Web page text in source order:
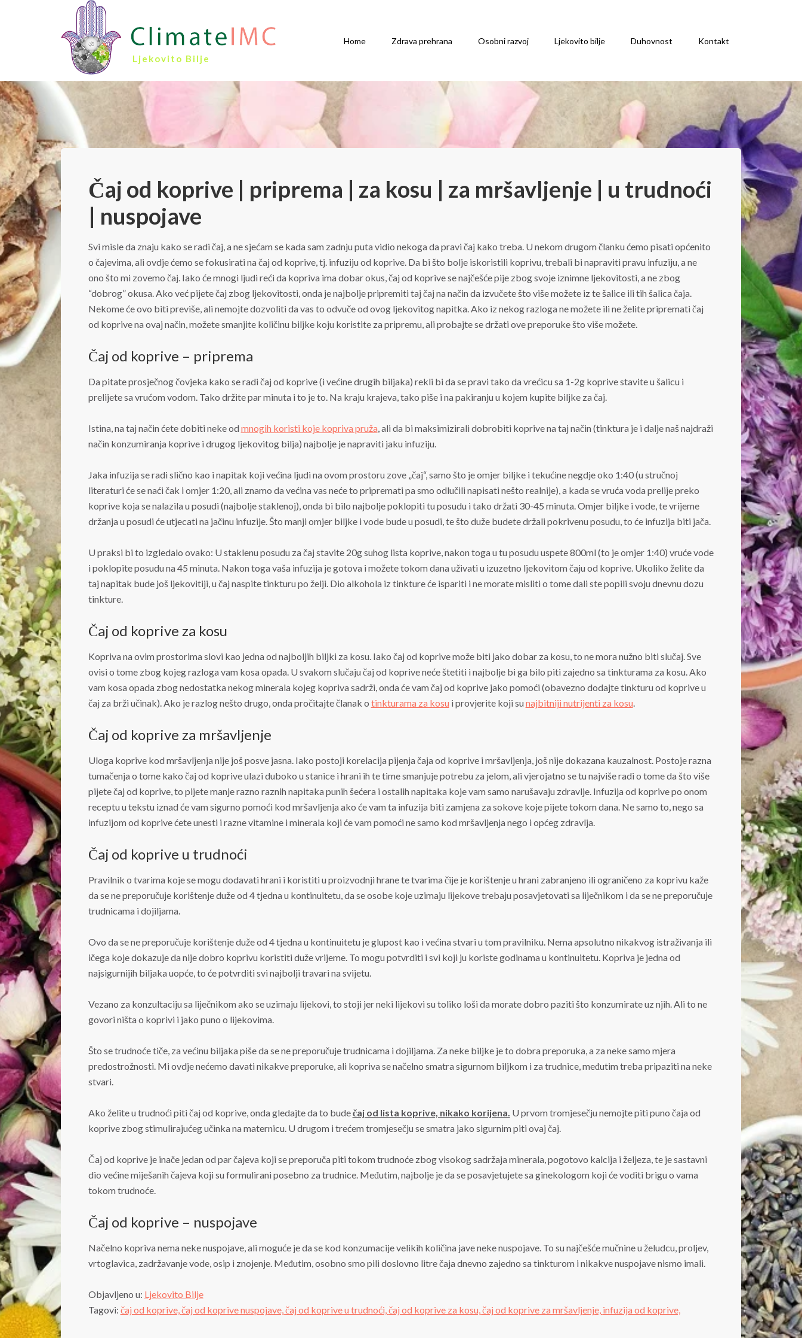
Ljekovito Bilje
Home Zdrava prehrana Osobni razvoj Ljekovito bilje Duhovnost Kontakt
Čaj od koprive | priprema | za kosu | za mršavljenje | u trudnoći
| nuspojave
Svi misle da znaju kako se radi čaj, a ne sjećam se kada sam zadnju puta vidio nekoga da pravi čaj kako treba. U nekom drugom članku ćemo pisati općenito
o čajevima, ali ovdje ćemo se fokusirati na čaj od koprive, tj. infuziju od koprive. Da bi što bolje iskoristili koprivu, trebali bi napraviti pravu infuziju, a ne
ono što mi zovemo čaj. Iako će mnogi ljudi reći da kopriva ima dobar okus, čaj od koprive se najčešće pije zbog svoje iznimne ljekovitosti, a ne zbog
“dobrog” okusa. Ako već pijete čaj zbog ljekovitosti, onda je najbolje pripremiti taj čaj na način da izvučete što više možete iz te šalice ili tih šalica čaja.
Nekome će ovo biti previše, ali nemojte dozvoliti da vas to odvuče od ovog ljekovitog napitka. Ako iz nekog razloga ne možete ili ne želite pripremati čaj
od koprive na ovaj način, možete smanjite količinu biljke koju koristite za pripremu, ali probajte se držati ove preporuke što više možete.
Čaj od koprive – priprema
Da pitate prosječnog čovjeka kako se radi čaj od koprive (i većine drugih biljaka) rekli bi da se pravi tako da vrećicu sa 1-2g koprive stavite u šalicu i
prelijete sa vrućom vodom. Tako držite par minuta i to je to. Na kraju krajeva, tako piše i na pakiranju u kojem kupite biljke za čaj.
Istina, na taj način ćete dobiti neke odmnogih koristi koje kopriva pruža , ali da bi maksimizirali dobrobiti koprive na taj način (tinktura je i dalje naš najdraži
način konzumiranja koprive i drugog ljekovitog bilja) najbolje je napraviti jaku infuziju.
Jaka infuzija se radi slično kao i napitak koji većina ljudi na ovom prostoru zove „čaj“, samo što je omjer biljke i tekućine negdje oko 1:40 (u stručnoj
literaturi će se naći čak i omjer 1:20, ali znamo da većina vas neće to pripremati pa smo odlučili napisati nešto realnije), a kada se vruća voda prelije preko
koprive koja se nalazila u posudi (najbolje staklenoj), onda bi bilo najbolje poklopiti tu posudu i tako držati 30-45 minuta. Omjer biljke i vode, te vrijeme
držanja u posudi će utjecati na jačinu infuzije. Što manji omjer biljke i vode bude u posudi, te što duže budete držali pokrivenu posudu, to će infuzija biti jača.
U praksi bi to izgledalo ovako: U staklenu posudu za čaj stavite 20g suhog lista koprive, nakon toga u tu posudu uspete 800ml (to je omjer 1:40) vruće vode
i poklopite posudu na 45 minuta. Nakon toga vaša infuzija je gotova i možete tokom dana uživati u izuzetno ljekovitom čaju od koprive. Ukoliko želite da
taj napitak bude još ljekovitiji, u čaj naspite tinkturu po želji. Dio alkohola iz tinkture će ispariti i ne morate misliti o tome dali ste popili svoju dnevnu dozu
tinkture.
Čaj od koprive za kosu
Kopriva na ovim prostorima slovi kao jedna od najboljih biljki za kosu. Iako čaj od koprive može biti jako dobar za kosu, to ne mora nužno biti slučaj. Sve
ovisi o tome zbog kojeg razloga vam kosa opada. U svakom slučaju čaj od koprive neće štetiti i najbolje bi ga bilo piti zajedno sa tinkturama za kosu. Ako
vam kosa opada zbog nedostatka nekog minerala kojeg kopriva sadrži, onda će vam čaj od koprive jako pomoći (obavezno dodajte tinkturu od koprive u
čaj za brži učinak). Ako je razlog nešto drugo, onda pročitajte članak o tinkturama za kosu i provjerite koji sunajbitniji nutrijenti za kosu
Čaj od koprive za mršavljenje
Uloga koprive kod mršavljenja nije još posve jasna. Iako postoji korelacija pijenja čaja od koprive i mršavljenja, još nije dokazana kauzalnost. Postoje razna
tumačenja o tome kako čaj od koprive ulazi duboko u stanice i hrani ih te time smanjuje potrebu za jelom, ali vjerojatno se tu najviše radi o tome da što više
pijete čaj od koprive, to pijete manje razno raznih napitaka punih šećera i ostalih napitaka koje vam samo narušavaju zdravlje. Infuzija od koprive po onom
receptu u tekstu iznad će vam sigurno pomoći kod mršavljenja ako će vam ta infuzija biti zamjena za sokove koje pijete tokom dana. Ne samo to, nego sa
infuzijom od koprive ćete unesti i razne vitamine i minerala koji će vam pomoći ne samo kod mršavljenja nego i općeg zdravlja.
Čaj od koprive u trudnoći
Pravilnik o tvarima koje se mogu dodavati hrani i koristiti u proizvodnji hrane te tvarima čije je korištenje u hrani zabranjeno ili ograničeno za koprivu kaže
da se ne preporučuje korištenje duže od 4 tjedna u kontinuitetu, da se osobe koje uzimaju lijekove trebaju posavjetovati sa liječnikom i da se ne preporučuje
trudnicama i dojiljama.
Ovo da se ne preporučuje korištenje duže od 4 tjedna u kontinuitetu je glupost kao i većina stvari u tom pravilniku. Nema apsolutno nikakvog istraživanja ili
ičega koje dokazuje da nije dobro koprivu koristiti duže vrijeme. To mogu potvrditi i svi koji ju koriste godinama u kontinuitetu. Kopriva je jedna od
najsigurnijih biljaka uopće, to će potvrditi svi najbolji travari na svijetu.
Vezano za konzultaciju sa liječnikom ako se uzimaju lijekovi, to stoji jer neki lijekovi su toliko loši da morate dobro paziti što konzumirate uz njih. Ali to ne
govori ništa o koprivi i jako puno o lijekovima.
Što se trudnoće tiče, za većinu biljaka piše da se ne preporučuje trudnicama i dojiljama. Za neke biljke je to dobra preporuka, a za neke samo mjera
predostrožnosti. Mi ovdje nećemo davati nikakve preporuke, ali kopriva se načelno smatra sigurnom biljkom i za trudnice, međutim treba pripaziti na neke
stvari.
Ako želite u trudnoći piti čaj od koprive, onda gledajte da to budečaj od lista koprive, nikako korijena. U prvom tromjesečju nemojte piti puno čaja od
koprive zbog stimulirajućeg učinka na maternicu. U drugom i trećem tromjesečju se smatra jako sigurnim piti ovaj čaj.
Čaj od koprive je inače jedan od par čajeva koji se preporuča piti tokom trudnoće zbog visokog sadržaja minerala, pogotovo kalcija i željeza, te je sastavni
dio većine miješanih čajeva koji su formulirani posebno za trudnice. Međutim, najbolje je da se posavjetujete sa ginekologom koji će voditi brigu o vama
tokom trudnoće.
Čaj od koprive – nuspojave
Načelno kopriva nema neke nuspojave, ali moguće je da se kod konzumacije velikih količina jave neke nuspojave. To su najčešće mučnine u želudcu, proljev,
vrtoglavica, zadržavanje vode, osip i znojenje. Međutim, osobno smo pili doslovno litre čaja dnevno zajedno sa tinkturom i nikakve nuspojave nismo imali.
Objavljeno u: Ljekovito Bilje
Tagovi: čaj od koprive, čaj od koprive nuspojave, čaj od koprive u trudnoći, čaj od koprive za kosu, čaj od koprive za mršavljenje, infuzija od koprive,